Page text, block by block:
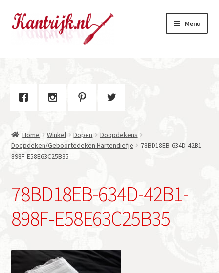
Ga
door
Ga
naar
Menu
Contact
Home Winkel Dopen
Doopdekens
Doopdeken/Geboortedeken Hartendiefje
78BD18EB-634D-42B1-
898F-E58E63C25B35
78BD18EB-634D-42B1-
898F-E58E63C25B35